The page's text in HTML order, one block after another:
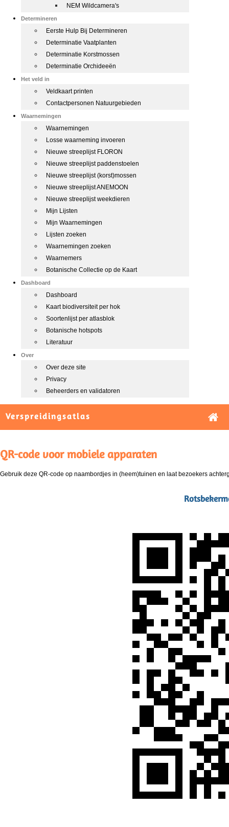
NEM Wildcamera's
Determineren
Eerste Hulp Bij Determineren
Determinatie Vaatplanten
Determinatie Korstmossen
Determinatie Orchideeën
Het veld in
Veldkaart printen
Contactpersonen Natuurgebieden
Waarnemingen
Waarnemingen
Losse waarneming invoeren
Nieuwe streeplijst FLORON
Nieuwe streeplijst paddenstoelen
Nieuwe streeplijst (korst)mossen
Nieuwe streeplijst ANEMOON
Nieuwe streeplijst weekdieren
Mijn Lijsten
Mijn Waarnemingen
Lijsten zoeken
Waarnemingen zoeken
Waarnemers
Botanische Collectie op de Kaart
Dashboard
Dashboard
Kaart biodiversiteit per hok
Soortenlijst per atlasblok
Botanische hotspots
Literatuur
Over
Over deze site
Privacy
Beheerders en validatoren
Verspreidingsatlas
QR-code voor mobiele apparaten
Gebruik deze QR-code op naambordjes in (heem)tuinen en laat bezoekers